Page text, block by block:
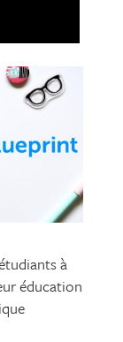
à
éducation